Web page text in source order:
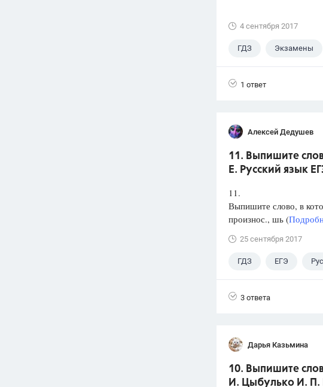
4 сентября 2017
ГДЗ Экзамены
1 ответ
Алексей Дедушев
11. Выпишите
Е. Русский язык
11.
Выпишите слово, в
произнос., шь (
25 сентября 2017
ГДЗ ЕГЭ
3 ответа
Дарья Казьмина
10. Выпишите
И. Цыбулько И. П.